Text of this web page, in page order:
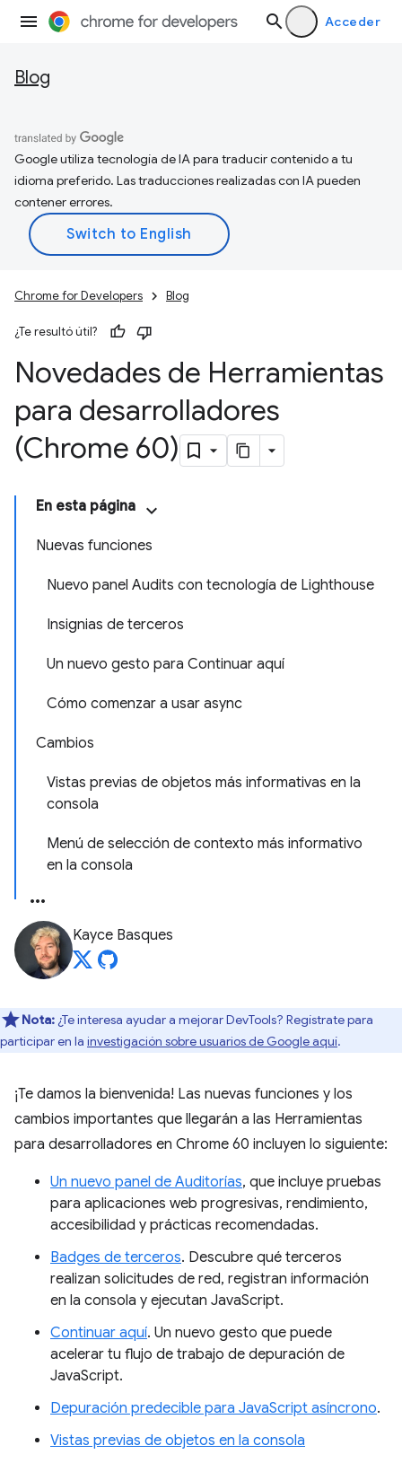
Acceder
Blog
Google utiliza tecnología de IA para traducir contenido a tu
idioma preferido. Las traducciones realizadas con IA pueden
contener errores.
Chrome for Developers Blog
¿Te resultó útil?
Novedades de Herramientas
para desarrolladores
(Chrome 60)
En esta página
Nuevas funciones
Nuevo panel Audits con tecnología de Lighthouse
Insignias de terceros
Un nuevo gesto para Continuar aquí
Cómo comenzar a usar async
Cambios
Vistas previas de objetos más informativas en la
consola
Menú de selección de contexto más informativo
en la consola
Kayce Basques
Nota: ¿Te interesa ayudar a mejorar DevTools? Regístrate para
participar en la investigación sobre usuarios de Google aquí.
¡Te damos la bienvenida! Las nuevas funciones y los
cambios importantes que llegarán a las Herramientas
para desarrolladores en Chrome 60 incluyen lo siguiente:
Un nuevo panel de Auditorías, que incluye pruebas
para aplicaciones web progresivas, rendimiento,
accesibilidad y prácticas recomendadas.
Badges de terceros. Descubre qué terceros
realizan solicitudes de red, registran información
en la consola y ejecutan JavaScript.
Continuar aquí. Un nuevo gesto que puede
acelerar tu flujo de trabajo de depuración de
JavaScript.
Depuración predecible para JavaScript asíncrono.
Vistas previas de objetos en la consola